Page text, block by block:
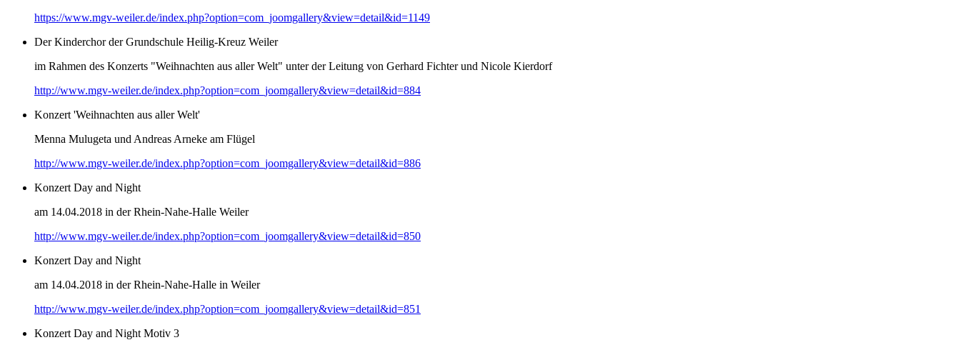
https://www.mgv-weiler.de/index.php?option=com_joomgallery&view=detail&id=1149
Der Kinderchor der Grundschule Heilig-Kreuz Weiler
im Rahmen des Konzerts "Weihnachten aus aller Welt" unter der Leitung von Gerhard Fichter und Nicole Kierdorf
http://www.mgv-weiler.de/index.php?option=com_joomgallery&view=detail&id=884
Konzert 'Weihnachten aus aller Welt'
Menna Mulugeta und Andreas Arneke am Flügel
http://www.mgv-weiler.de/index.php?option=com_joomgallery&view=detail&id=886
Konzert Day and Night
am 14.04.2018 in der Rhein-Nahe-Halle Weiler
http://www.mgv-weiler.de/index.php?option=com_joomgallery&view=detail&id=850
Konzert Day and Night
am 14.04.2018 in der Rhein-Nahe-Halle in Weiler
http://www.mgv-weiler.de/index.php?option=com_joomgallery&view=detail&id=851
Konzert Day and Night Motiv 3